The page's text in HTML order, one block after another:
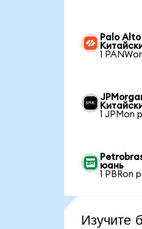
Palo
1
1 JPMon
юань
1 PBRon
Изучите